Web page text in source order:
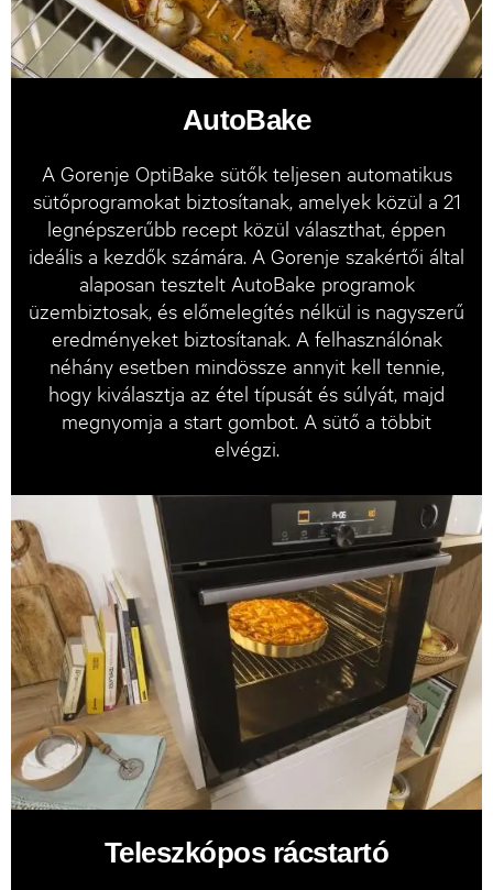
AutoBake
A Gorenje OptiBake sütők teljesen automatikus
sütőprogramokat biztosítanak, amelyek közül a 21
legnépszerűbb recept közül választhat, éppen
ideális a kezdők számára. A Gorenje szakértői által
alaposan tesztelt AutoBake programok
üzembiztosak, és előmelegítés nélkül is nagyszerű
eredményeket biztosítanak. A felhasználónak
néhány esetben mindössze annyit kell tennie,
hogy kiválasztja az étel típusát és súlyát, majd
megnyomja a start gombot. A sütő a többit
elvégzi.
Teleszkópos rácstartó